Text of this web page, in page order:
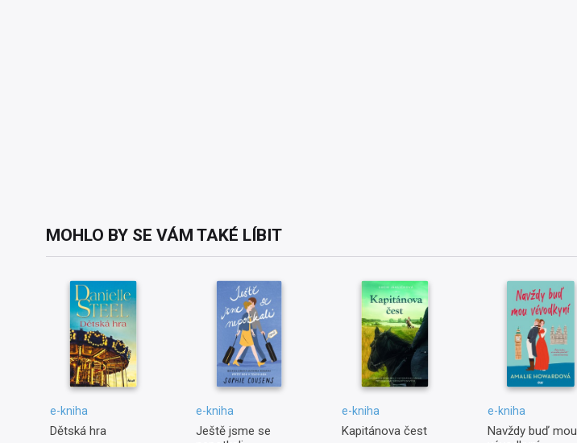
MOHLO BY SE VÁM TAKÉ LÍBIT
e-kniha
Dětská hra
e-kniha
Ještě jsme se
e-kniha
Kapitánova čest
e-kniha
Navždy buď mou